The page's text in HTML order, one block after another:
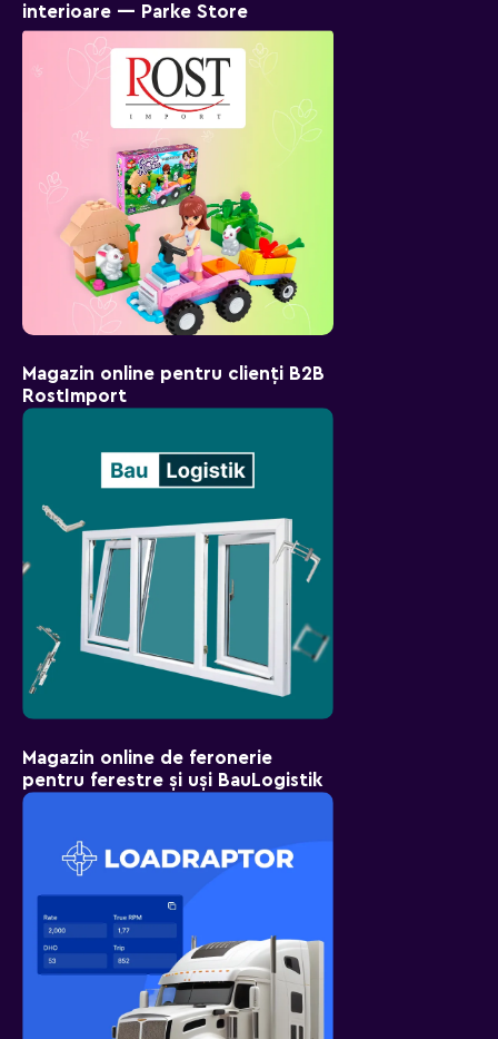
interioare — Parke Store
Magazin online pentru clienți B2B
RostImport
Magazin online de feronerie
pentru ferestre și uși BauLogistik